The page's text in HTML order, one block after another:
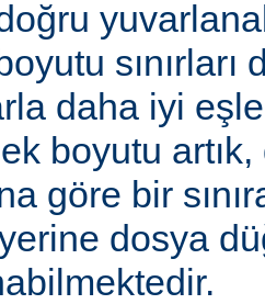
sınırları
daha iyi
boyutu
göre bir
dosya